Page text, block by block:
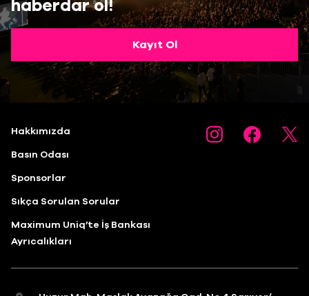
haberdar ol!
Kayıt Ol
Hakkımızda
Basın Odası
Sponsorlar
Sıkça Sorulan Sorular
Maximum Uniq’te İş Bankası
Ayrıcalıkları